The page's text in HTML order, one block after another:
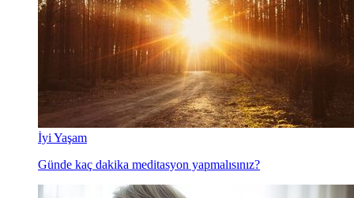
İyi Yaşam
Günde kaç dakika meditasyon yapmalısınız?